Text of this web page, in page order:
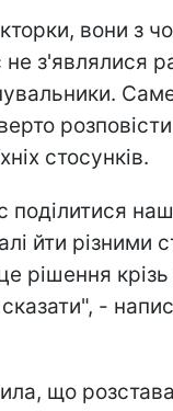
вони з
не з'являлися
стосунків.
йти різними
рішення крізь
-
що